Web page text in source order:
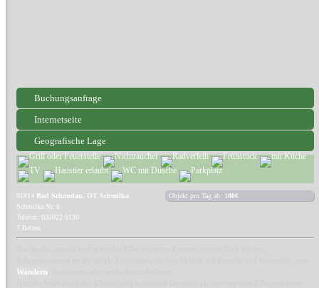
Buchungsanfrage
Internetseite
Geografische Lage
01814 Bad Schandau, OT Schmilka
Schmilka Nr. 6
Telefon: 035022 9130
7 Betten
Objekt pro Tag ab: 180€
Wandern